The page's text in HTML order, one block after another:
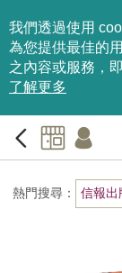
我們透過使用
為您提供最佳的
之內容或服務，
了解更多
熱門搜尋： 信報出